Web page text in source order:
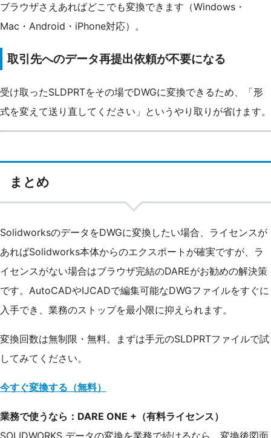
ブラウザさえあればどこでも変換できます（Windows・
Mac・Android・iPhone対応）。
取引先へのデータ再提出依頼が不要になる
受け取ったSLDPRTをその場でDWGに変換できるため、「形
式を変えて送り直してください」というやり取りが省けます。
まとめ
SolidworksのデータをDWGに変換したい場合、ライセンスが
あればSolidworks本体からのエクスポートが確実ですが、ラ
イセンスがない場合はブラウザ完結のDAREがお勧めの解決策
です。AutoCADやIJCADで編集可能なDWGファイルをすぐに
入手でき、業務のストップを最小限に抑えられます。
変換回数は無制限・無料。まずは手元のSLDPRTファイルで試
してみてください。
今すぐ変換する（無料）
業務で使うなら：DARE ONE +（有料ライセンス）